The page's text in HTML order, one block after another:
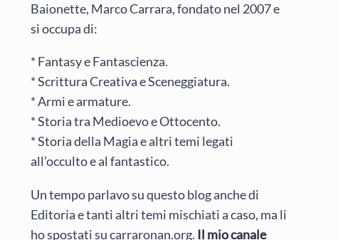
Baionette, Marco Carrara, fondato nel 2007 e
si occupa di:
* Fantasy e Fantascienza.
* Scrittura Creativa e Sceneggiatura.
* Armi e armature.
* Storia tra Medioevo e Ottocento.
* Storia della Magia e altri temi legati
all’occulto e al fantastico.
Un tempo parlavo su questo blog anche di
Editoria e tanti altri temi mischiati a caso, ma li
ho spostati su carraronan.org. Il mio canale